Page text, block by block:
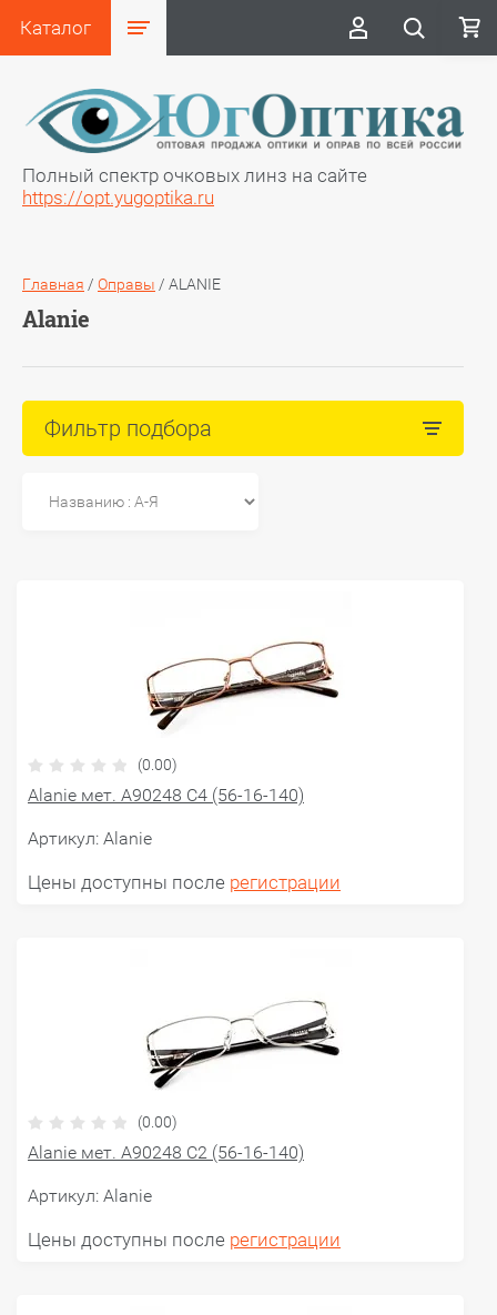
Каталог
Полный спектр очковых линз на сайте
https://opt.yugoptika.ru
Главная / Оправы / ALANIE
Alanie
Фильтр подбора
(0.00)
Alanie мет. A90248 C4 (56-16-140)
Артикул: Alanie
Цены доступны после регистрации
(0.00)
Alanie мет. A90248 C2 (56-16-140)
Артикул: Alanie
Цены доступны после регистрации